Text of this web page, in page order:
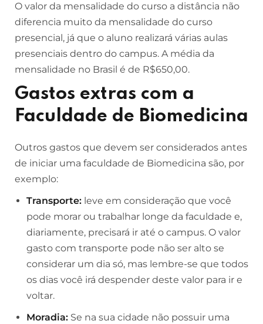
O valor da mensalidade do curso a distância não
diferencia muito da mensalidade do curso
presencial, já que o aluno realizará várias aulas
presenciais dentro do campus. A média da
mensalidade no Brasil é de R$650,00.
Gastos extras com a
Faculdade de Biomedicina
Outros gastos que devem ser considerados antes
de iniciar uma faculdade de Biomedicina são, por
exemplo:
Transporte: leve em consideração que você
pode morar ou trabalhar longe da faculdade e,
diariamente, precisará ir até o campus. O valor
gasto com transporte pode não ser alto se
considerar um dia só, mas lembre-se que todos
os dias você irá despender deste valor para ir e
voltar.
Moradia: Se na sua cidade não possuir uma